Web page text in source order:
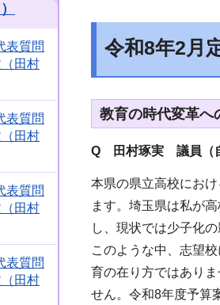
表質問
田村
表質問
田村
表質問
田村
表質問
田村
令和8年2月
教育の時代変革へ
Q 田村琢実 議員（
本県の県立高校にお
ます。埼玉県は私が
し、現状では少子化
このような中、志望
育の在り方ではあり
せん。令和8年度予算